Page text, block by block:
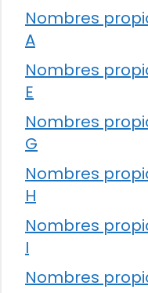
Nombres
A
Nombres
E
Nombres
G
Nombres
H
Nombres
I
Nombres